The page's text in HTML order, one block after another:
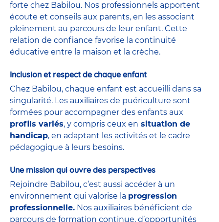
forte chez Babilou. Nos professionnels apportent
écoute et conseils aux parents, en les associant
pleinement au parcours de leur enfant. Cette
relation de confiance favorise la continuité
éducative entre la maison et la crèche.
Inclusion et respect de chaque enfant
Chez Babilou, chaque enfant est accueilli dans sa
singularité. Les auxiliaires de puériculture sont
formées pour accompagner des enfants aux
profils variés, y compris ceux en situation de
handicap, en adaptant les activités et le cadre
pédagogique à leurs besoins.
Une mission qui ouvre des perspectives
Rejoindre Babilou, c’est aussi accéder à un
environnement qui valorise la progression
professionnelle. Nos auxiliaires bénéficient de
parcours de formation continue, d’opportunités